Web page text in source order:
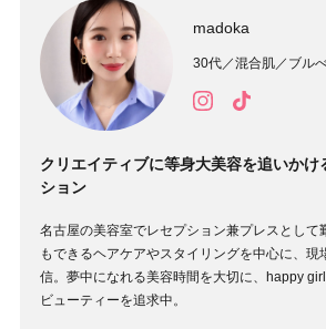
madoka
30代／混合肌／ブル
クリエイティブに等身大美容を追いかけ
ション
名古屋の美容室でレセプション兼プレスとして
もできるヘアケアやスタイリングを中心に、現
信。夢中になれる美容時間を大切に、happy
ビューティーを追求中。